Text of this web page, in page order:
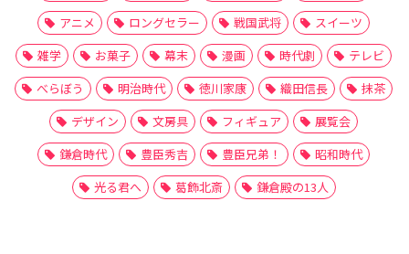
アニメ
ロングセラー 戦国武将
スイーツ
雑学
お菓子 幕末 漫画 時代劇
テレビ
べらぼう
明治時代 徳川家康 織田信長
抹茶
デザイン
文房具 フィギュア
展覧会
鎌倉時代
豊臣秀吉 豊臣兄弟！
昭和時代
光る君へ
葛飾北斎 鎌倉殿の13人